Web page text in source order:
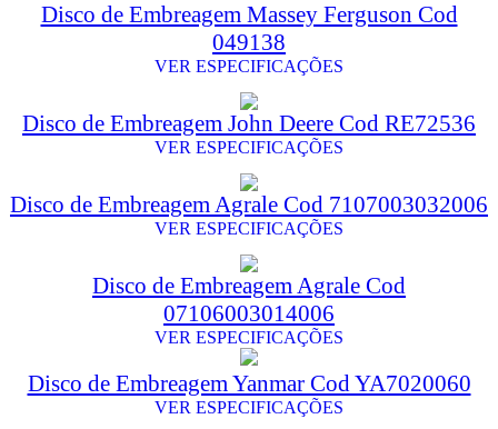
Disco de Embreagem Massey Ferguson Cod
049138
VER ESPECIFICAÇÕES
Disco de Embreagem John Deere Cod RE72536
VER ESPECIFICAÇÕES
Disco de Embreagem Agrale Cod 7107003032006
VER ESPECIFICAÇÕES
Disco de Embreagem Agrale Cod
07106003014006
VER ESPECIFICAÇÕES
Disco de Embreagem Yanmar Cod YA7020060
VER ESPECIFICAÇÕES